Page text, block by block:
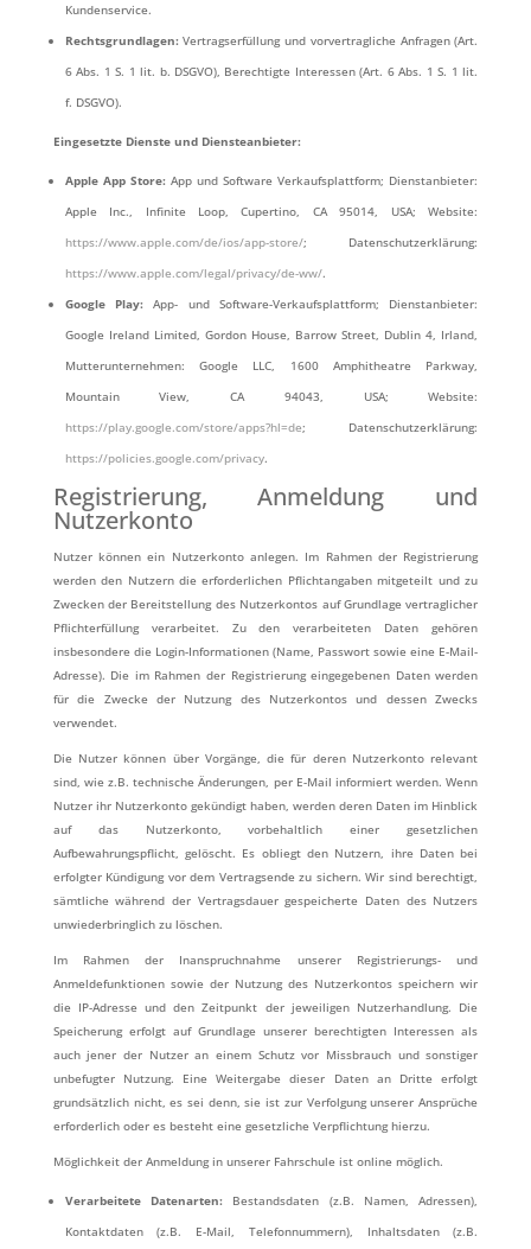
Kundenservice.
Rechtsgrundlagen:Vertragserfüllung und vorvertragliche Anfragen (Art.
6 Abs. 1 S. 1 lit. b. DSGVO), Berechtigte Interessen (Art. 6 Abs. 1 S. 1 lit.
f. DSGVO).
Eingesetzte Dienste und Diensteanbieter:
Apple App Store:App und Software Verkaufsplattform; Dienstanbieter:
Apple Inc., Infinite Loop, Cupertino, CA 95014, USA; Website:
https://www.apple.com/de/ios/app-store/; Datenschutzerklärung:
https://www.apple.com/legal/privacy/de-ww/.
Google Play: App- und Software-Verkaufsplattform; Dienstanbieter:
Google Ireland Limited, Gordon House, Barrow Street, Dublin 4, Irland,
Mutterunternehmen: Google LLC, 1600 Amphitheatre Parkway,
Mountain View, CA 94043, USA; Website:
https://play.google.com/store/apps?hl=de; Datenschutzerklärung:
https://policies.google.com/privacy.
Registrierung, Anmeldung und
Nutzerkonto
Nutzer können ein Nutzerkonto anlegen. Im Rahmen der Registrierung
werden den Nutzern die erforderlichen Pflichtangaben mitgeteilt und zu
Zwecken der Bereitstellung des Nutzerkontos auf Grundlage vertraglicher
Pflichterfüllung verarbeitet. Zu den verarbeiteten Daten gehören
insbesondere die Login-Informationen (Name, Passwort sowie eine E-Mail-
Adresse). Die im Rahmen der Registrierung eingegebenen Daten werden
für die Zwecke der Nutzung des Nutzerkontos und dessen Zwecks
verwendet.
Die Nutzer können über Vorgänge, die für deren Nutzerkonto relevant
sind, wie z.B. technische Änderungen, per E-Mail informiert werden. Wenn
Nutzer ihr Nutzerkonto gekündigt haben, werden deren Daten im Hinblick
auf das Nutzerkonto, vorbehaltlich einer gesetzlichen
Aufbewahrungspflicht, gelöscht. Es obliegt den Nutzern, ihre Daten bei
erfolgter Kündigung vor dem Vertragsende zu sichern. Wir sind berechtigt,
sämtliche während der Vertragsdauer gespeicherte Daten des Nutzers
unwiederbringlich zu löschen.
Im Rahmen der Inanspruchnahme unserer Registrierungs- und
Anmeldefunktionen sowie der Nutzung des Nutzerkontos speichern wir
die IP-Adresse und den Zeitpunkt der jeweiligen Nutzerhandlung. Die
Speicherung erfolgt auf Grundlage unserer berechtigten Interessen als
auch jener der Nutzer an einem Schutz vor Missbrauch und sonstiger
unbefugter Nutzung. Eine Weitergabe dieser Daten an Dritte erfolgt
grundsätzlich nicht, es sei denn, sie ist zur Verfolgung unserer Ansprüche
erforderlich oder es besteht eine gesetzliche Verpflichtung hierzu.
Möglichkeit der Anmeldung in unserer Fahrschule ist online möglich.
Verarbeitete Datenarten: Bestandsdaten (z.B. Namen, Adressen),
Kontaktdaten (z.B. E-Mail, Telefonnummern), Inhaltsdaten (z.B.